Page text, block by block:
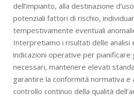
dell’impianto, alla destinazione
potenziali fattori di rischio,
tempestivamente eventuali
Interpretiamo i risultati delle analisi
indicazioni operative per pianificare
necessari, mantenere elevati
garantire la conformità normativa e
controllo continuo della qualità